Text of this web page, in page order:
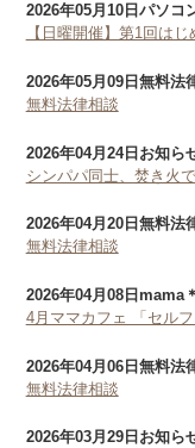
2026年05月10日 パソコ
【日曜開催】第1回は
2026年05月09日 無料法
無料法律相談
2026年04月24日 お知ら
シンパパ同士、焚き火
2026年04月20日 無料法
無料法律相談
2026年04月08日 mama
4月ママカフェ 「セル
2026年04月06日 無料法
無料法律相談
2026年03月29日 お知ら